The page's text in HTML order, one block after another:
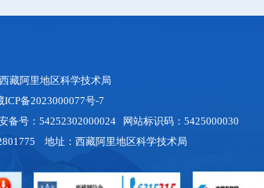
藏阿里地区科学技术局
ICP备2023000077号-7
备号：54252302000024 网站标识码：5425000030
地址：西藏阿里地区科学技术局